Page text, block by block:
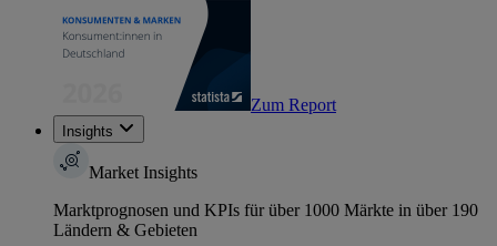
Zum Report
Insights
Market Insights
Marktprognosen und KPIs für über 1000 Märkte in über 190
Ländern & Gebieten